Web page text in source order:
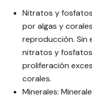
Nitratos y
por algas y
reproducción. Sin
nitratos y
proliferación
corales.
Minerales: